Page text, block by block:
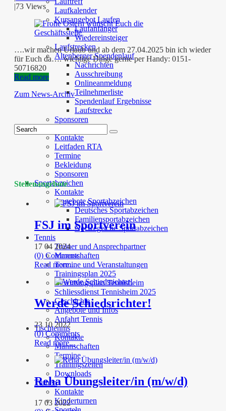
Laufkalender
Kursangebot Laufen
Laufanfänger
Wiedereinsteiger
Laufstrecken
Altenberger Spendenlauf
Nachrichten
Ausschreibung
Onlineanmeldung
Teilnehmerliste
Spendenlauf Ergebnisse
Laufstrecke
Sponsoren
Rennrad
Kontakte
Leitfaden RTA
Termine
Bekleidung
Sponsoren
Sportabzeichen
Kontakte
Angebote Sportabzeichen
Deutsches Sportabzeichen
Familiensportabzeichen
Norwegische Sportabzeichen
Tennis
Trainer und Ansprechpartner
Mannschaften
Termine und Veranstaltungen
Trainingsplan 2025
Bewirtungsplan Tennisheim
Schliessdienst Tennisheim 2025
Geschichte
Angebote und Infos
Anfahrt Tennis
Tischtennis
Kontakte
Mannschaften
Termine
Trainingszeiten
Downloads
Turnen
Kontakte
Kinderturnen
|73 Views
….wir machen Urlaub und ab dem 27.04.2025 bin ich wieder
für Euch da…. wichtige Dinge gerne per Handy: 0151-
50716820
Read more
Zum News-Archiv
Stellenangebote
FSJ im Sportverein
17 04 2024
(0) Comments
Read more...
Werde Schiedsrichter!
23 10 2022
(0) Comments
Read more...
Reha Übungsleiter/in (m/w/d)
17 03 2022